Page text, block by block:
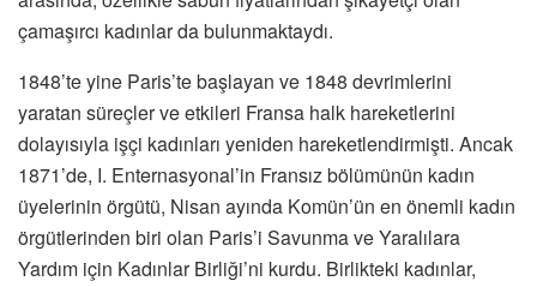
çamaşırcı kadınlar da bulunmaktaydı.
1848’te yine Paris’te başlayan ve 1848 devrimlerini
yaratan süreçler ve etkileri Fransa halk hareketlerini
dolayısıyla işçi kadınları yeniden hareketlendirmişti. Ancak
1871’de, I. Enternasyonal’in Fransız bölümünün kadın
üyelerinin örgütü, Nisan ayında Komün’ün en önemli kadın
örgütlerinden biri olan Paris’i Savunma ve Yaralılara
Yardım için Kadınlar Birliği’ni kurdu. Birlikteki kadınlar,